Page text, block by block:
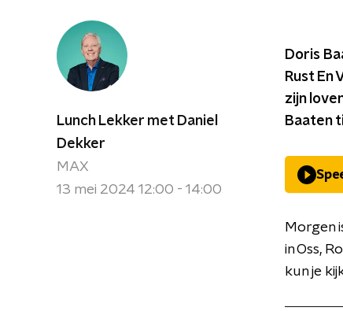
Lunch Lekker met Daniel
Dekker
MAX
13 mei 2024 12:00 - 14:00
Doris
Rust En
zijn
Baaten
Morgen
in Oss,
kun je